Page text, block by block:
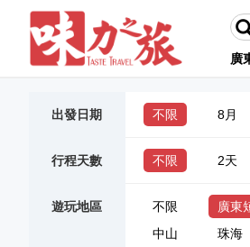
廣
出發日期 不限 8月
行程天數 不限 2天
遊玩地區 不限 廣東
中山
珠海